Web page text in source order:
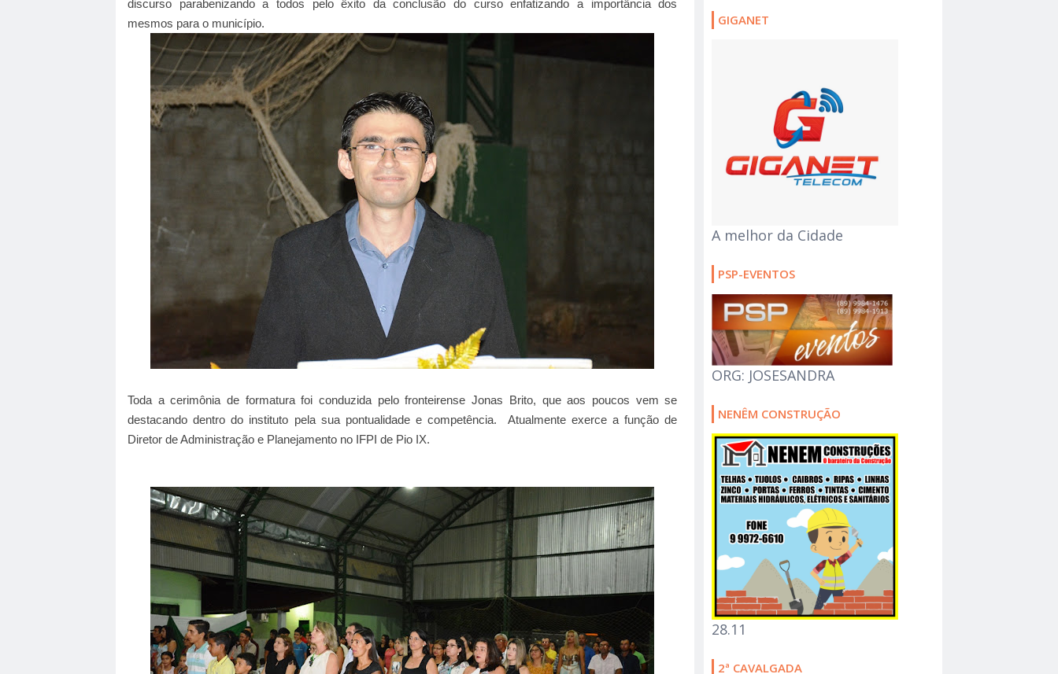
discurso parabenizando a todos pelo êxito da conclusão do curso enfatizando a importância dos
mesmos para o município.
Toda a cerimônia de formatura foi conduzida pelo fronteirense Jonas Brito, que aos poucos vem se
destacando dentro do instituto pela sua pontualidade e competência. Atualmente exerce a função de
Diretor de Administração e Planejamento no IFPI de Pio IX.
GIGANET
A melhor da Cidade
PSP-EVENTOS
ORG: JOSESANDRA
NENÊM CONSTRUÇÃO
28.11
2ª CAVALGADA